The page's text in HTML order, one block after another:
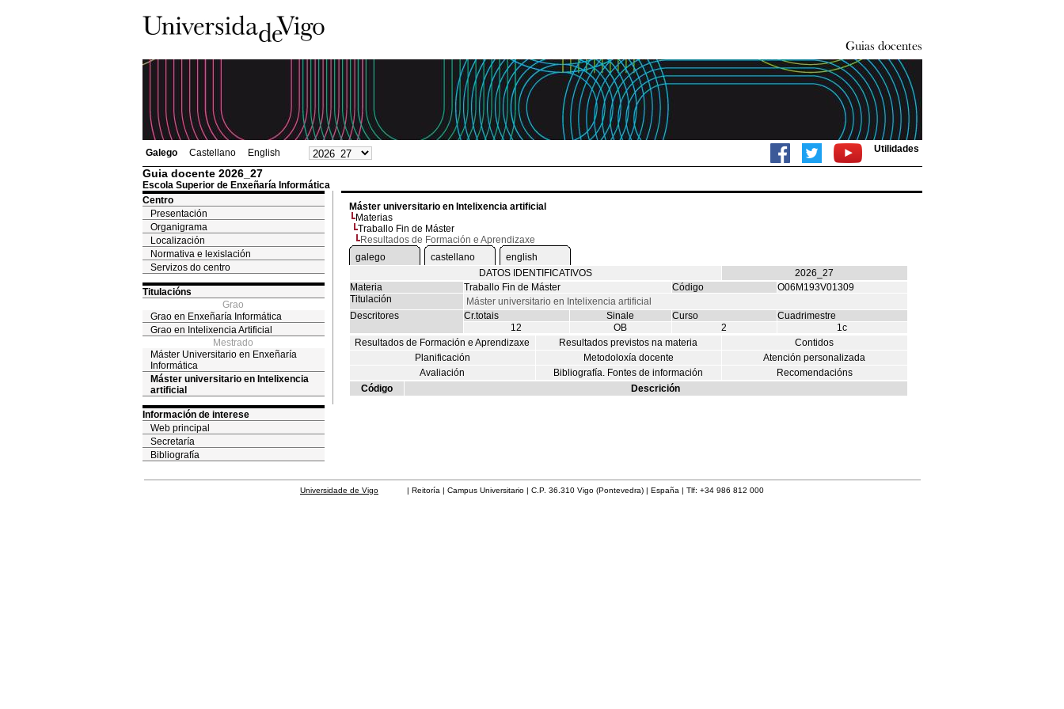
Galego Castellano English Utilidades
Guia docente 2026_27
Escola Superior de Enxeñaría Informática
Centro
Presentación
Organigrama
Localización
Normativa e lexislación
Servizos do centro
Titulacións
Grao
Grao en Enxeñaría Informática
Grao en Intelixencia Artificial
Mestrado
Máster Universitario en Enxeñaría
Informática
Máster universitario en Intelixencia
artificial
Información de interese
Web principal
Secretaría
Bibliografía
Máster universitario en Intelixencia artificial
Materias
Traballo Fin de Máster
Resultados de Formación e Aprendizaxe
galego
castellano
english
DATOS IDENTIFICATIVOS
2026_27
Materia
Traballo Fin de Máster Código
O06M193V01309
Titulación
Máster universitario en Intelixencia artificial
Descritores
Cr.totais Sinale Curso
Cuadrimestre
12
OB 2
1c
Resultados de Formación e Aprendizaxe
Resultados previstos na materia
Contidos
Planificación
Metodoloxía docente
Atención personalizada
Avaliación
Bibliografía. Fontes de información
Recomendacións
Código
Descrición
Universidade de Vigo | Reitoría | Campus Universitario | C.P. 36.310 Vigo (Pontevedra) | España | Tlf: +34 986 812 000